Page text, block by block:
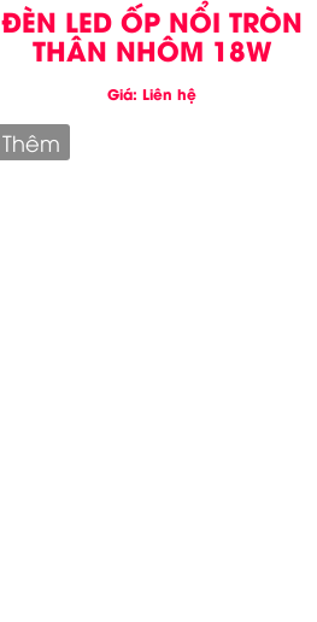
ĐÈN LED ỐP NỔI TRÒN
THÂN NHÔM 18W
Giá: Liên hệ
Thêm